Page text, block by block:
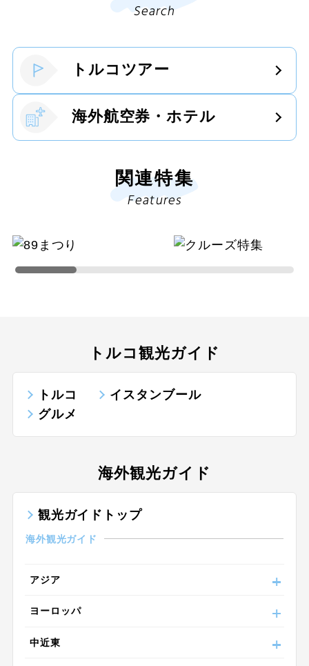
Search
トルコツアー
海外航空券・ホテル
関連特集
Features
トルコ観光ガイド
トルコ
イスタンブール
グルメ
海外観光ガイド
観光ガイドトップ
海外観光ガイド
アジア
ヨーロッパ
中近東